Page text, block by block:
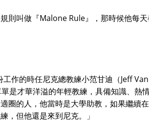
則叫做『Malone Rule』，那時候他每
作的時任尼克總教練小范甘迪（Jeff Van
是才華洋溢的年輕教練，具備知識、熱
圈的人，他當時是大學助教，如果繼續
，但他還是來到尼克。」